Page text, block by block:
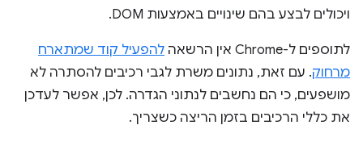
ויכולים לבצע בהם שינויים באמצעות DOM.
לתוספים ל-Chrome אין הרשאה
להפעיל קוד שמתארח
מרחוק. עם זאת, נתונים משרת לגבי רכיבים להסתרה לא
מושפעים, כי הם נחשבים לנתוני הגדרה. לכן, אפשר לעדכן
את כללי הרכיבים בזמן הריצה כשצריך.